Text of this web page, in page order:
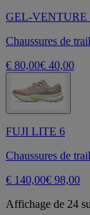
GEL-VENTURE
Chaussures de
€ 80,00€ 40,00
FUJI LITE 6
Chaussures de
€ 140,00€ 98,00
Affichage de 24